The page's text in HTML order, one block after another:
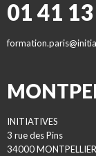
01 41
INITIATIVES
3 rue des Pins
34000 MONTPELLIER